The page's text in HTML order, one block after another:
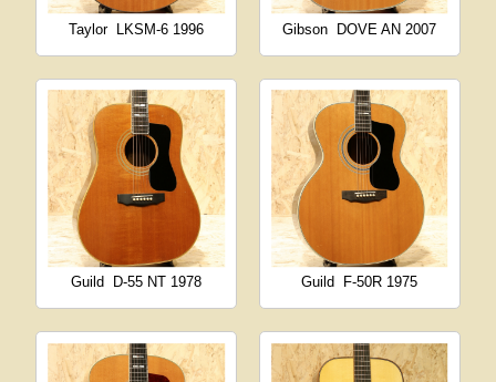
Taylor LKSM-6 1996 Gibson DOVE AN 2007
Guild D-55 NT 1978 Guild F-50R 1975